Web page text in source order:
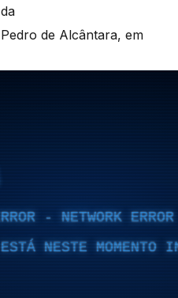
de Alcântara, em